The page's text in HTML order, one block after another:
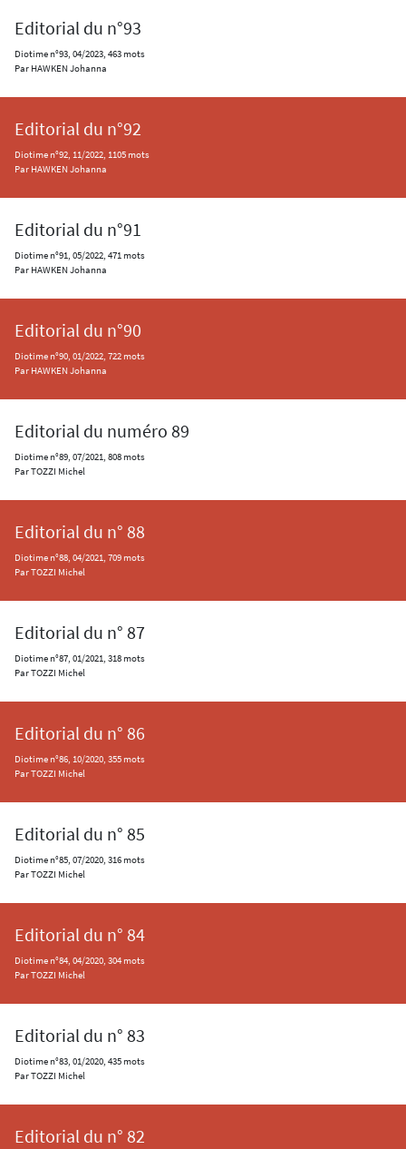
Editorial du n°93
Diotime n°93, 04/2023, 463 mots
Par HAWKEN Johanna
Editorial du n°92
Diotime n°92, 11/2022, 1105 mots
Par HAWKEN Johanna
Editorial du n°91
Diotime n°91, 05/2022, 471 mots
Par HAWKEN Johanna
Editorial du n°90
Diotime n°90, 01/2022, 722 mots
Par HAWKEN Johanna
Editorial du numéro 89
Diotime n°89, 07/2021, 808 mots
Par TOZZI Michel
Editorial du n° 88
Diotime n°88, 04/2021, 709 mots
Par TOZZI Michel
Editorial du n° 87
Diotime n°87, 01/2021, 318 mots
Par TOZZI Michel
Editorial du n° 86
Diotime n°86, 10/2020, 355 mots
Par TOZZI Michel
Editorial du n° 85
Diotime n°85, 07/2020, 316 mots
Par TOZZI Michel
Editorial du n° 84
Diotime n°84, 04/2020, 304 mots
Par TOZZI Michel
Editorial du n° 83
Diotime n°83, 01/2020, 435 mots
Par TOZZI Michel
Editorial du n° 82